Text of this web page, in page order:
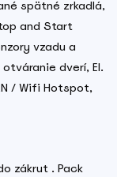
spätné zrkadlá,
and Start
vzadu a
dverí, El.
/ Wifi Hotspot,
zákrut . Pack